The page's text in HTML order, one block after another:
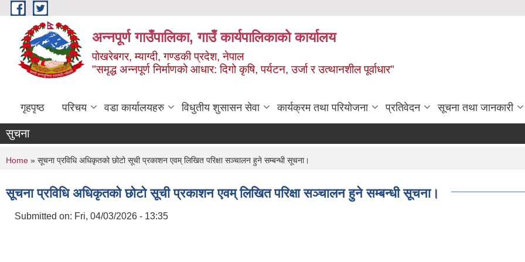
Skip to main content
अन्‍नपूर्ण गाउँपालिका, गाउँ कार्यपालिकाको कार्यालय
पोखरेबगर, म्याग्दी, गण्डकी प्रदेश, नेपाल
"समृद्ध अन्‍नपूर्ण निर्माणको आधार: दिगो कृषि, पर्यटन, उर्जा र उत्थानशील पूर्वाधार"
गृहपृष्ठ परिचय वडा कार्यालयहरु विधुतीय शुसासन सेवा कार्यक्रम तथा परियोजना प्रतिवेदन सूचना तथा जानकारी
सुचना
You are here
Home » सूचना प्रविधि अधिकृतको छोटो सूची प्रकाशन एवम् लिखित परिक्षा सञ्चालन हुने सम्बन्धी सूचना।
सूचना प्रविधि अधिकृतको छोटो सूची प्रकाशन एवम् लिखित परिक्षा सञ्चालन हुने सम्बन्धी सूचना।
Submitted on: Fri, 04/03/2026 - 13:35